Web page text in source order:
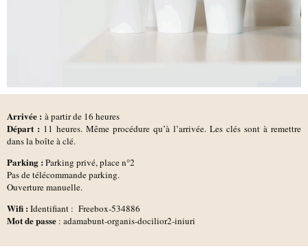
Arrivée : à partir de 16 heures
Départ : 11 heures. Même procédure qu’à l’arrivée. Les clés sont à remettre
dans la boîte à clé.
Parking : Parking privé, place n°2
Pas de télécommande parking.
Ouverture manuelle.
Wifi : Identifiant : Freebox-534886
Mot de passe : adamabunt-organis-docilior2-iniuri